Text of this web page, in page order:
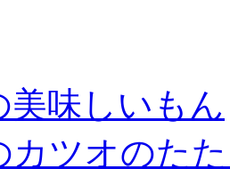
美味しいもん
カツオのた